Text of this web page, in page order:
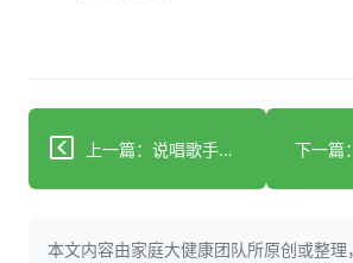
上一篇：说唱歌手扬·布利德因脑出血意外去世
本文内容由家庭大健康团队所原创或整